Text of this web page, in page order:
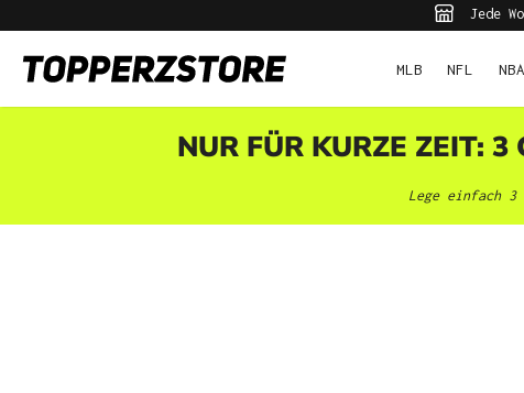
Jede
MLB NFL NBA
NUR FÜR KURZE ZEIT:
Lege einfach 3